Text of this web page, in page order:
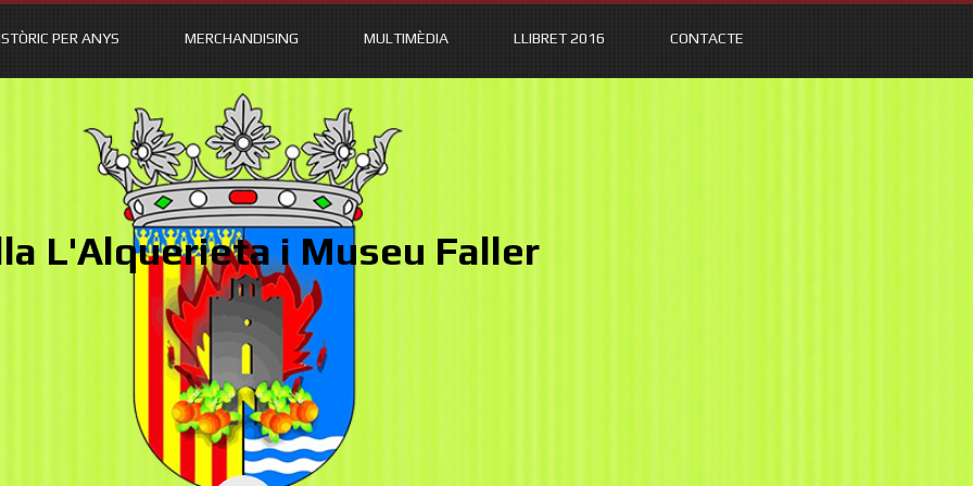
PER ANYS MERCHANDISING MULTIMÈDIA LLIBRET 2016 CONTACTE
L'Alquerieta i Museu Faller